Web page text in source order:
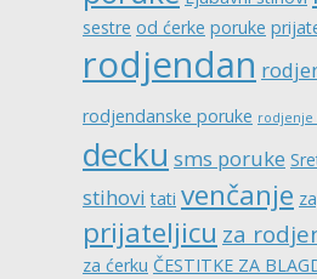
sestre od ćerke poruke
rodjendan
rodjendanske poruke rodjenje
decku sms poruke
stihovi tati venčanje
prijateljicu za
za ćerku ČESTITKE ZA